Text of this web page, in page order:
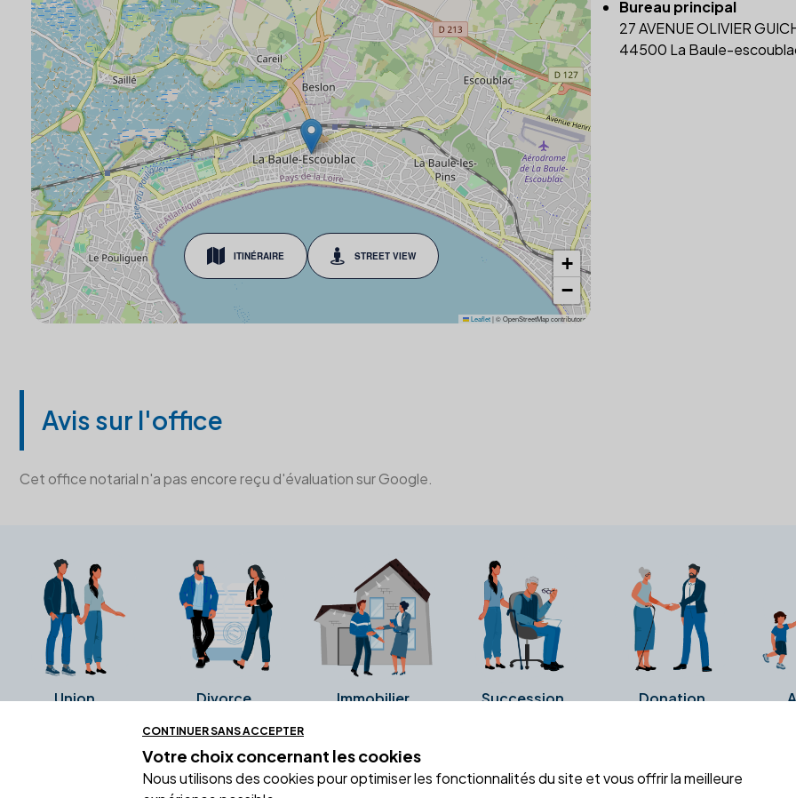
ITINÉRAIRE STREET VIEW
+
−
Leaflet |© OpenStreetMap contributors
Bureau principal
27 AVENUE OLIVIER
44500 La Baule-
Avis sur l'office
Cet office notarial n'a pas encore reçu d'évaluation sur Google.
Union Divorce Immobilier Succession Donation
Ces avis proviennent directement de la fiche Google Business de l'office notarial. Ils n'ont ni
CONTINUER SANS ACCEPTER
Votre choix concernant les cookies
Nous utilisons des cookies pour optimiser les fonctionnalités du site et vous offrir la meilleure